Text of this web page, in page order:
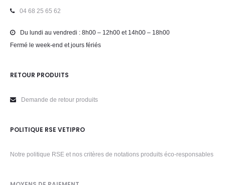
04 68 25 65 62
Du lundi au vendredi : 8h00 – 12h00 et 14h00 – 18h00
Fermé le week-end et jours fériés
RETOUR PRODUITS
Demande de retour produits
POLITIQUE RSE VETIPRO
Notre politique RSE et nos critères de notations produits éco-responsables